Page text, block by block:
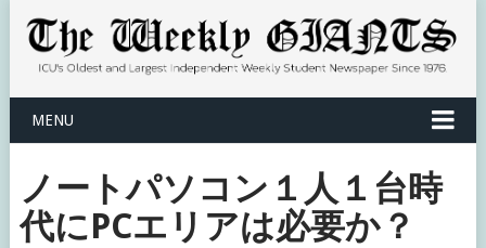
MENU
ノートパソコン１人１台時
代にPCエリアは必要か？